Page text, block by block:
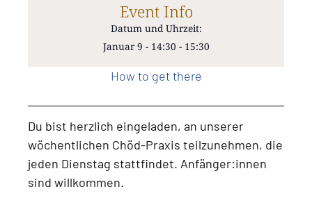
Event Info
Datum und Uhrzeit:
Januar 9 - 14:30 - 15:30
How to get there
Du bist herzlich eingeladen, an unserer
wöchentlichen Chöd-Praxis teilzunehmen, die
jeden Dienstag stattfindet. Anfänger:innen
sind willkommen.